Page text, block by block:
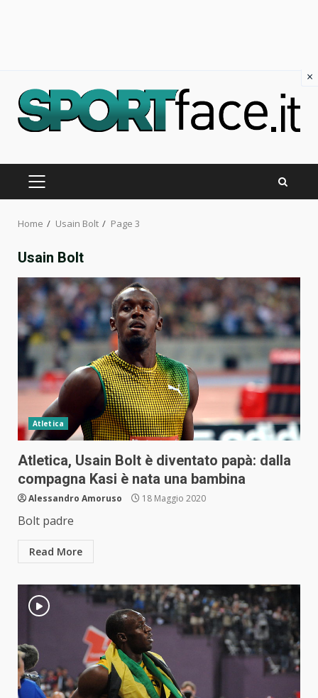
content
PRIMARY
Home Usain Bolt Page 3
Usain Bolt
Atletica
Atletica, Usain Bolt è diventato papà: dalla
compagna Kasi è nata una bambina
Alessandro Amoruso 18 Maggio 2020
Bolt padre
Read More
×